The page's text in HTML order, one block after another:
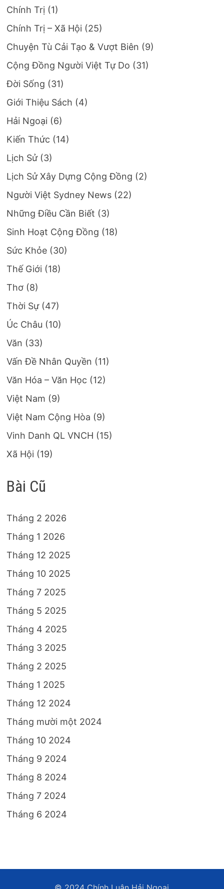
Chính Trị (1)
Chính Trị – Xã Hội (25)
Chuyện Tù Cải Tạo & Vượt Biên (9)
Cộng Đồng Người Việt Tự Do (31)
Đời Sống (31)
Giới Thiệu Sách (4)
Hải Ngoại (6)
Kiến Thức (14)
Lịch Sử(3)
Lịch Sử Xây Dựng Cộng Đồng (2)
Người Việt Sydney News (22)
Những Điều Cần Biết (3)
Sinh Hoạt Cộng Đồng (18)
Sức Khỏe (30)
Thế Giới (18)
Thơ (8)
Thời Sự(47)
Úc Châu (10)
Văn (33)
Vấn Đề Nhân Quyền (11)
Văn Hóa – Văn Học (12)
Việt Nam (9)
Việt Nam Cộng Hòa (9)
Vinh Danh QL VNCH (15)
Xã Hội (19)
Bài Cũ
Tháng 2 2026
Tháng 1 2026
Tháng 12 2025
Tháng 10 2025
Tháng 7 2025
Tháng 5 2025
Tháng 4 2025
Tháng 3 2025
Tháng 2 2025
Tháng 1 2025
Tháng 12 2024
Tháng mười một 2024
Tháng 10 2024
Tháng 9 2024
Tháng 8 2024
Tháng 7 2024
Tháng 6 2024